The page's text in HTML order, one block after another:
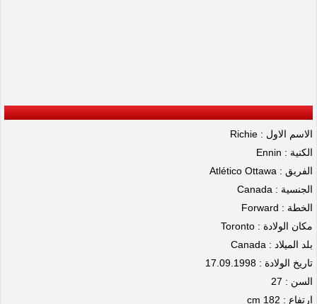
الاسم الاول : Richie
الكنية : Ennin
الفريق : Atlético Ottawa
الجنسية : Canada
الخطة : Forward
مكان الولادة : Toronto
بلد الميلاد : Canada
تاريخ الولادة : 17.09.1998
السن : 27
ارتفاع : 182 cm